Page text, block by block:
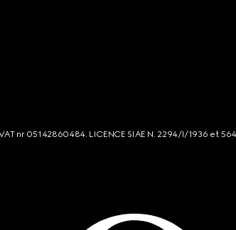
nr 05142860484. LICENCE SIAE N. 2294/I/1936 et